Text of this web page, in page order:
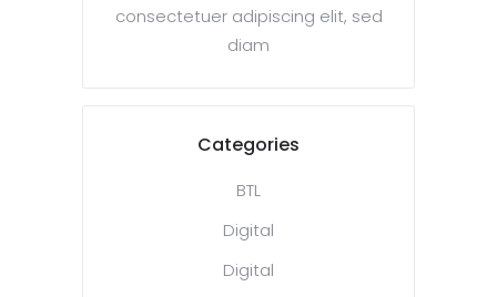
consectetuer adipiscing elit, sed
diam
Categories
BTL
Digital
Digital